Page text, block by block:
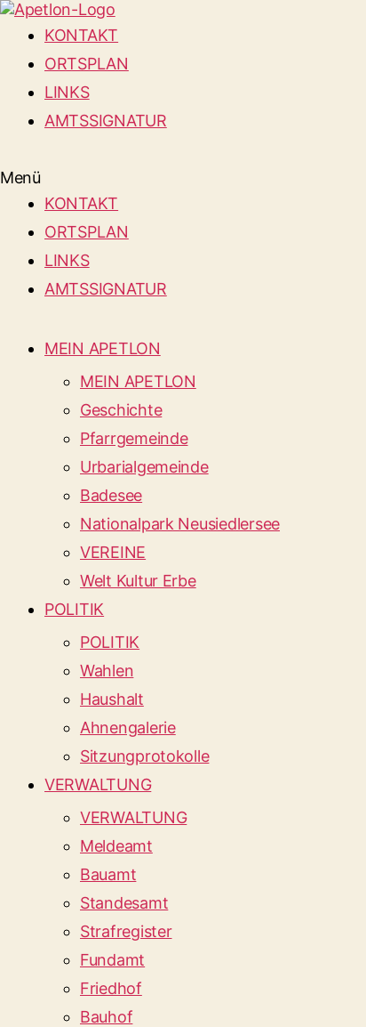
KONTAKT
ORTSPLAN
LINKS
AMTSSIGNATUR
Menü
KONTAKT
ORTSPLAN
LINKS
AMTSSIGNATUR
MEIN APETLON
MEIN APETLON
Geschichte
Pfarrgemeinde
Urbarialgemeinde
Badesee
Nationalpark Neusiedlersee
VEREINE
Welt Kultur Erbe
POLITIK
POLITIK
Wahlen
Haushalt
Ahnengalerie
Sitzungprotokolle
VERWALTUNG
VERWALTUNG
Meldeamt
Bauamt
Standesamt
Strafregister
Fundamt
Friedhof
Bauhof